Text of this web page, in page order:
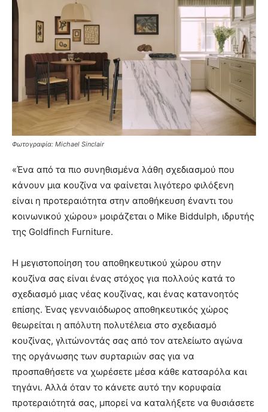
Φωτογραφία: Michael Sinclair
«Ένα από τα πιο συνηθισμένα λάθη σχεδιασμού που
κάνουν μια κουζίνα να φαίνεται λιγότερο φιλόξενη
είναι η προτεραιότητα στην αποθήκευση έναντι του
κοινωνικού χώρου» μοιράζεται ο Mike Biddulph, ιδρυτής
της Goldfinch Furniture.
Η μεγιστοποίηση του αποθηκευτικού χώρου στην
κουζίνα σας είναι ένας στόχος για πολλούς κατά το
σχεδιασμό μιας νέας κουζίνας, και ένας κατανοητός
επίσης. Ένας γενναιόδωρος αποθηκευτικός χώρος
θεωρείται η απόλυτη πολυτέλεια στο σχεδιασμό
κουζίνας, γλιτώνοντάς σας από τον ατελείωτο αγώνα
της οργάνωσης των συρταριών σας για να
προσπαθήσετε να χωρέσετε μέσα κάθε κατσαρόλα και
τηγάνι. Αλλά όταν το κάνετε αυτό την κορυφαία
προτεραιότητά σας, μπορεί να καταλήξετε να θυσιάσετε